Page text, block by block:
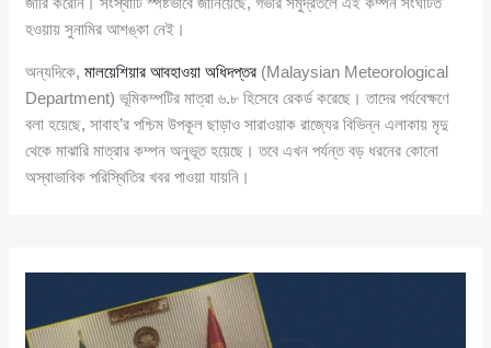
হওয়ায় সুনামির আশঙ্কা নেই।
অন্যদিকে,মালয়েশিয়ার আবহাওয়া অধিদপ্তর (Malaysian Meteorological
Department) ভূমিকম্পটির মাত্রা ৬.৮ হিসেবে রেকর্ড করেছে। তাদের পর্যবেক্ষণে
বলা হয়েছে, সাবাহ’র পশ্চিম উপকূল ছাড়াও সারাওয়াক রাজ্যের বিভিন্ন এলাকায় মৃদু
থেকে মাঝারি মাত্রার কম্পন অনুভূত হয়েছে। তবে এখন পর্যন্ত বড় ধরনের কোনো
অস্বাভাবিক পরিস্থিতির খবর পাওয়া যায়নি।